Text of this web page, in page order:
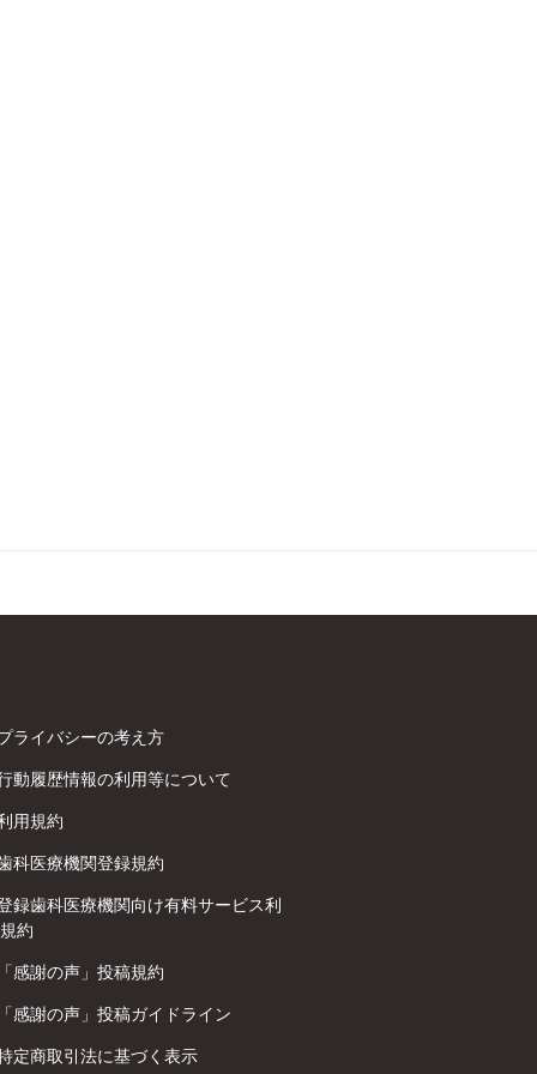
ライバシーの考え方
動履歴情報の利用等について
用規約
科医療機関登録規約
録歯科医療機関向け有料サービス利
約
「感謝の声」投稿規約
「感謝の声」投稿ガイドライン
定商取引法に基づく表示